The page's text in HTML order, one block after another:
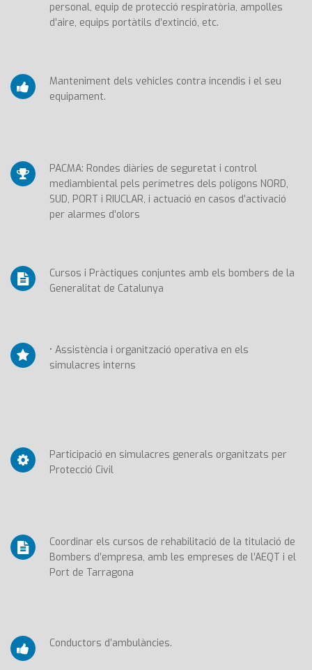
personal, equip de protecció respiratòria, ampolles
d’aire, equips portàtils d’extinció, etc.
Manteniment dels vehicles contra incendis i el seu
equipament.
PACMA: Rondes diàries de seguretat i control
mediambiental pels perímetres dels polígons NORD,
SUD, PORT i RIUCLAR, i actuació en casos d’activació
per alarmes d’olors
Cursos i Pràctiques conjuntes amb els bombers de la
Generalitat de Catalunya
• Assistència i organització operativa en els
simulacres interns
Participació en simulacres generals organitzats per
Protecció Civil
Coordinar els cursos de rehabilitació de la titulació de
Bombers d’empresa, amb les empreses de l’AEQT i el
Port de Tarragona
Conductors d’ambulàncies.